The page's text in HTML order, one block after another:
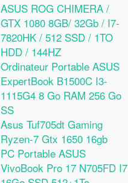
ASUS ROG CHIMERA /
GTX 1080 8GB/ 32Gb / I7-
7820HK / 512 SSD / 1TO
HDD / 144HZ
Ordinateur Portable ASUS
ExpertBook B1500C I3-
1115G4 8 Go RAM 256 Go
SS
Asus Tuf705dt Gaming
Ryzen-7 Gtx 1650 16gb
PC Portable ASUS
VivoBook Pro 17 N705FD I7